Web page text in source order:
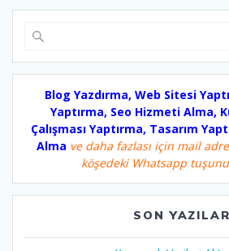
Blog Yazdırma, Web Sitesi
Yaptırma, Seo Hizmeti Alma,
Çalışması Yaptırma, Tasarım
Alma ve daha fazlası için mail
köşedeki Whatsapp
SON YAZILAR